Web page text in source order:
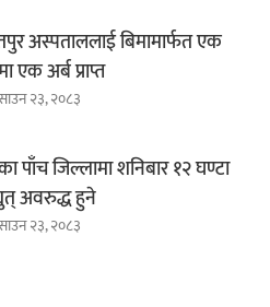
अस्पताललाई बिमामार्फत एक
एक अर्ब प्राप्त
२३, २०८३
पाँच जिल्लामा शनिबार १२ घण्टा
अवरुद्ध हुने
२३, २०८३